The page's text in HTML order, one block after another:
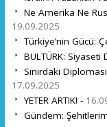
Ne Amerika Ne
19.09.2025
Türkiye’nin Gücü:
BULTÜRK:
Sınırdaki
17.09.2025
YETER ARTIK! -
Gündem: